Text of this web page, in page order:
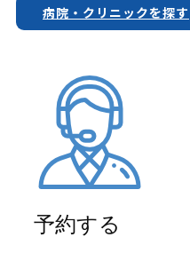
病院・クリニックを探す
予約する